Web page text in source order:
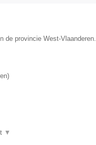
de provincie West-Vlaanderen.
)
▼